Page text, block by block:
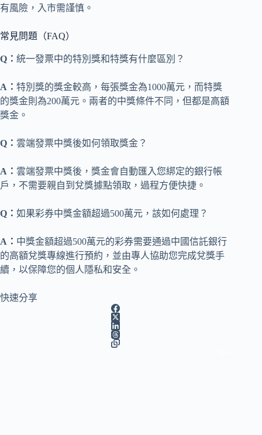
有風險，入市需謹慎。
常見問題（FAQ）
Q： 統一發票中的特別獎和特獎有什麼區別？
A： 特別獎的獎金較高，每張獎金為1000萬元，而特獎
的獎金則為200萬元。兩者的中獎條件不同，但都是高額
獎金。
Q： 雲端發票中獎後如何領取獎金？
A： 雲端發票中獎後，獎金會自動匯入您綁定的銀行帳
戶，不需要親自到兌獎據點領取，過程方便快捷。
Q： 如果彩券中獎金額超過500萬元，該如何處理？
A： 中獎金額超過500萬元的彩券需要通過中國信託銀行
的高額兌獎專線進行預約，並由專人協助您完成兌獎手
續，以保障您的個人隱私和安全。
快速分享